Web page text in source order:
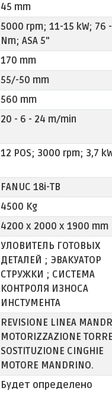
45 mm
5000 rpm; 11-15 kW; 76
Nm; ASA 5"
170 mm
55/-50 mm
560 mm
20 - 6 - 24 m/min
12 POS; 3000 rpm; 3,7
FANUC 18i-TB
4500 Kg
4200 x 2000 x 1900 mm
УЛОВИТЕЛЬ ГОТОВЫХ
ДЕТАЛЕЙ ; ЭВАКУАТОР
СТРУЖКИ ; СИСТЕМА
КОНТРОЛЯ ИЗНОСА
ИНСТУМЕНТА
REVISIONE LINEA
MOTORIZZAZIONE
SOSTITUZIONE CINGHIE
MOTORE MANDRINO.
Будет определено